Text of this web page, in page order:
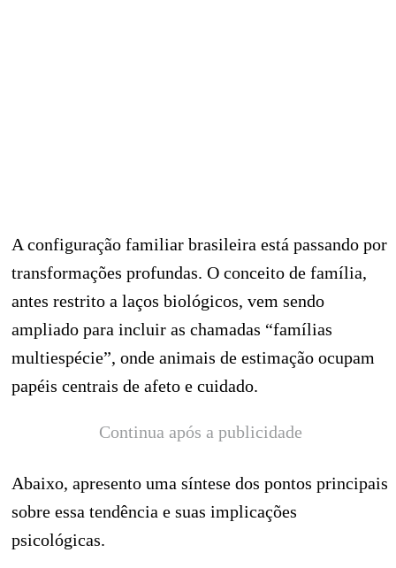
A configuração familiar brasileira está passando por
transformações profundas. O conceito de família,
antes restrito a laços biológicos, vem sendo
ampliado para incluir as chamadas “famílias
multiespécie”, onde animais de estimação ocupam
papéis centrais de afeto e cuidado.
Continua após a publicidade
Abaixo, apresento uma síntese dos pontos principais
sobre essa tendência e suas implicações
psicológicas.